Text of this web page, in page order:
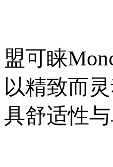
盟可睐
以精致而
具舒适性